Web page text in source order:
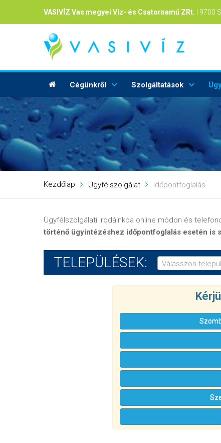
VASIVÍZ Vas megyei Víz- és Csatornamű ZRt. | 9700
Cégünkről Szolgáltatások
Kezdőlap Ügyfélszolgálat Időpontfoglalás
Ügyfélszolgálati irodáinkba online módon és
történő ügyintézéshez időpontfoglalás esetén is
TELEPÜLÉSEK: Válasszon